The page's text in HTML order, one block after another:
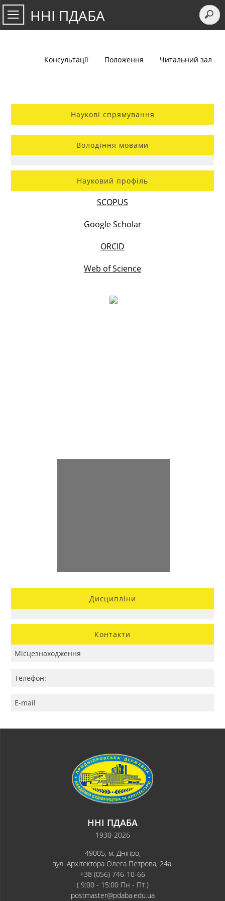
ННІ ПДАБА
Консультації Положення Читальний зал
Наукові спрямування
Володіння мовами
Науковий профіль
SCOPUS
Google Scholar
ORCID
Web of Science
Дисципліни
Контакти
Місцезнаходження
Телефон:
E-mail
ННІ ПДАБА
1930-2026
49005, м. Дніпро,
вул. Архітектора Олега Петрова, 24а.
+38 (056) 746-10-66
( 9:00 - 15:00 Пн - Пт )
postmaster@pdaba.edu.ua